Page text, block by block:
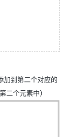
加到第二个对应的
二个元素中）